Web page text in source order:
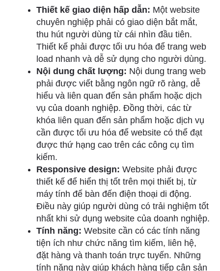
Thiết kế giao diện hấp dẫn: Một website
chuyên nghiệp phải có giao diện bắt mắt,
thu hút người dùng từ cái nhìn đầu tiên.
Thiết kế phải được tối ưu hóa để trang web
load nhanh và dễ sử dụng cho người dùng.
Nội dung chất lượng: Nội dung trang web
phải được viết bằng ngôn ngữ rõ ràng, dễ
hiểu và liên quan đến sản phẩm hoặc dịch
vụ của doanh nghiệp. Đồng thời, các từ
khóa liên quan đến sản phẩm hoặc dịch vụ
cần được tối ưu hóa để website có thể đạt
được thứ hạng cao trên các công cụ tìm
kiếm.
Responsive design: Website phải được
thiết kế để hiển thị tốt trên mọi thiết bị, từ
máy tính để bàn đến điện thoại di động.
Điều này giúp người dùng có trải nghiệm tốt
nhất khi sử dụng website của doanh nghiệp.
Tính năng: Website cần có các tính năng
tiện ích như chức năng tìm kiếm, liên hệ,
đặt hàng và thanh toán trực tuyến. Những
tính năng này giúp khách hàng tiếp cận sản